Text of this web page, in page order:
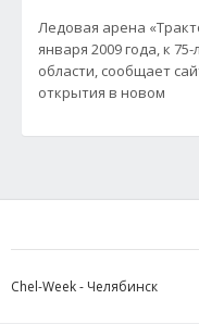
Ледовая арена
января 2009 года, к
области, сообщает
открытия в новом
Chel-Week - Челябинск